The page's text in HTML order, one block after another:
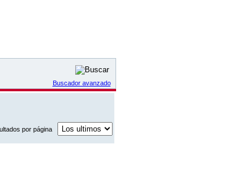
Buscador avanzado
por página